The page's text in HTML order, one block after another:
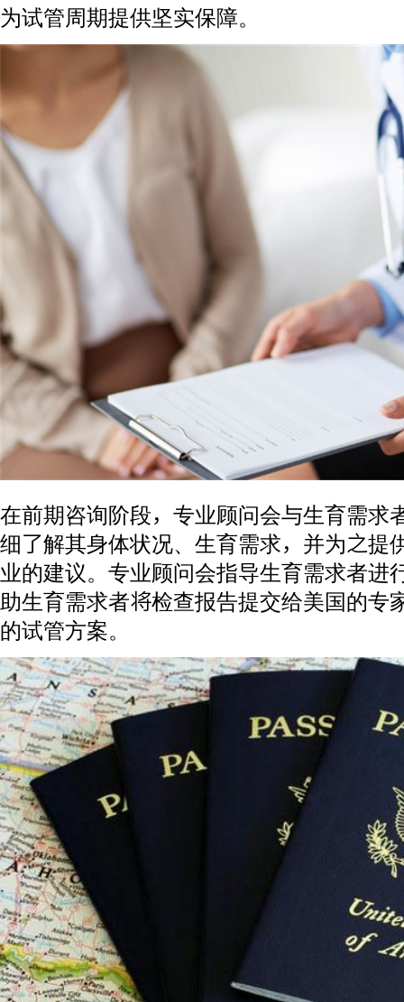
为试管周期提供坚实保障。
在前期咨询阶段，专业顾问会与生育需求
细了解其身体状况、生育需求，并为之提
业的建议。专业顾问会指导生育需求者进
助生育需求者将检查报告提交给美国的专
的试管方案。